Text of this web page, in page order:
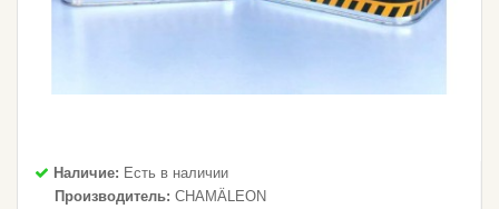
Наличие: Есть в наличии
Производитель: CHAMÄLEON